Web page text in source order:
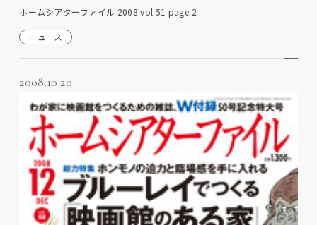
ホームシアターファイル 2008 vol.51 page:2
ニュース
2008.10.20